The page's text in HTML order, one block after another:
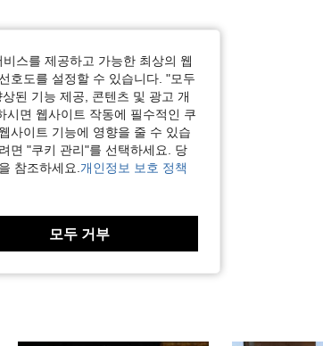
스를 제공하고 가능한 최상의 웹
호도를 설정할 수 있습니다. "모두
된 기능 제공, 콘텐츠 및 광고 개
시면 웹사이트 작동에 필수적인 쿠
사이트 기능에 영향을 줄 수 있습
면 "쿠키 관리"를 선택하세요. 당
참조하세요. 개인정보 보호 정책
모두 거부